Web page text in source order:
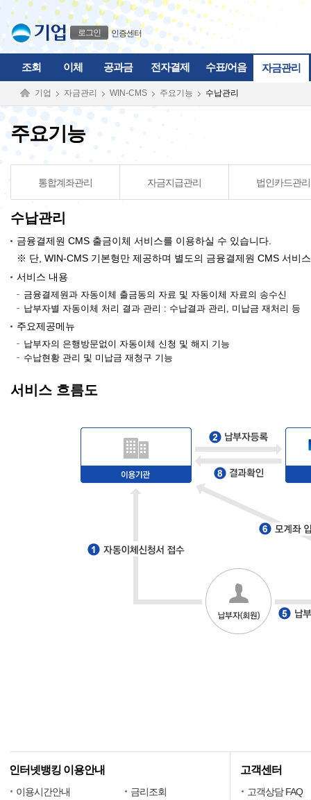
본문으로 바로가기
푸터 바로가기
로그인 인증센터
조회 이체 공과금 전자결제 수표/어음 자금관리
기업 자금관리 WIN-CMS 주요기능 수납관리
주요기능
통합계좌관리 자금지급관리 법인카드관리
수납관리
금융결제원 CMS 출금이체 서비스를 이용하실 수 있습니다.
※ 단, WIN-CMS 기본형만 제공하며 별도의 금융결제원 CMS 서비
서비스 내용
금융결제원과 자동이체 출금동의 자료 및 자동이체 자료의 송수신
납부자별 자동이체 처리 결과 관리 : 수납결과 관리, 미납금 재처리 등
주요제공메뉴
납부자의 은행방문없이 자동이체 신청 및 해지 기능
수납현황 관리 및 미납금 재청구 기능
서비스 흐름도
인터넷뱅킹 이용안내
이용시간안내
금리조회
고객센터
고객상담 FAQ